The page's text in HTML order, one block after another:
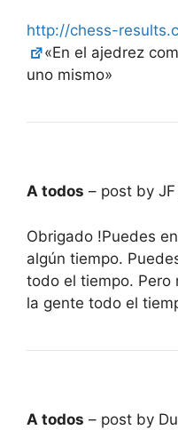
http://chess-
«En el ajedrez
uno mismo»
A todos – post by
Obrigado !Puedes
algún tiempo.
todo el tiempo. Pero
la gente todo el
A todos – post by